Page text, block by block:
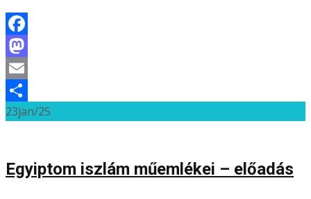
Facebook
Mastodon
Email
Ossza
23jan/25
Egyiptom iszlám műemlékei – előadás